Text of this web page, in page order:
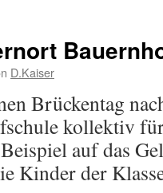
D.Kaiser
Brückentag
kollektiv
auf das
Kinder der